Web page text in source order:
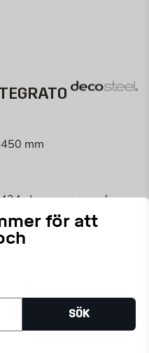
för att
SÖK
mm
, Levereras med